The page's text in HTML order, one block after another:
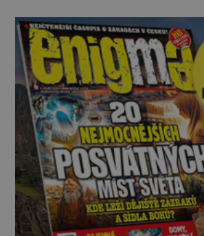
pouhých několik minut od
zeptá se suverénně jeden z nich. P